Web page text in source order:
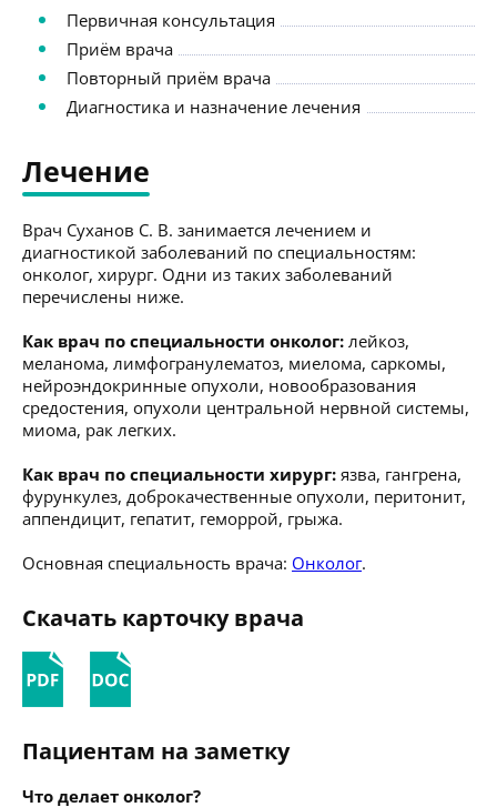
Первичная консультация
Приём врача
Повторный приём врача
Диагностика и назначение лечения
Лечение
Врач Суханов С. В. занимается лечением и
диагностикой заболеваний по специальностям:
онколог, хирург. Одни из таких заболеваний
перечислены ниже.
Как врач по специальности онколог: лейкоз,
меланома, лимфогранулематоз, миелома, саркомы,
нейроэндокринные опухоли, новообразования
средостения, опухоли центральной нервной системы,
миома, рак легких.
Как врач по специальности хирург: язва, гангрена,
фурункулез, доброкачественные опухоли, перитонит,
аппендицит, гепатит, геморрой, грыжа.
Основная специальность врача: Онколог.
Скачать карточку врача
Пациентам на заметку
Что делает онколог?